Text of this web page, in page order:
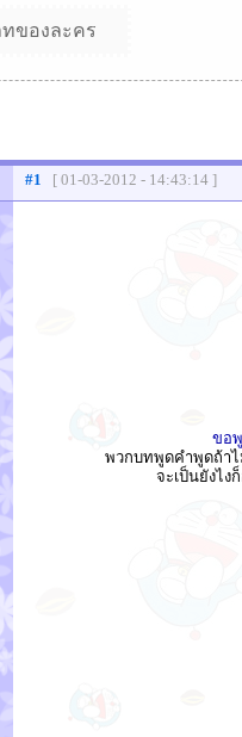
ทของละคร
#1 [ 01-03-2012 - 14:43:14 ]
ขอ
พวกบทพูดคำพูดถ้าไ
จะเป็นยังไ